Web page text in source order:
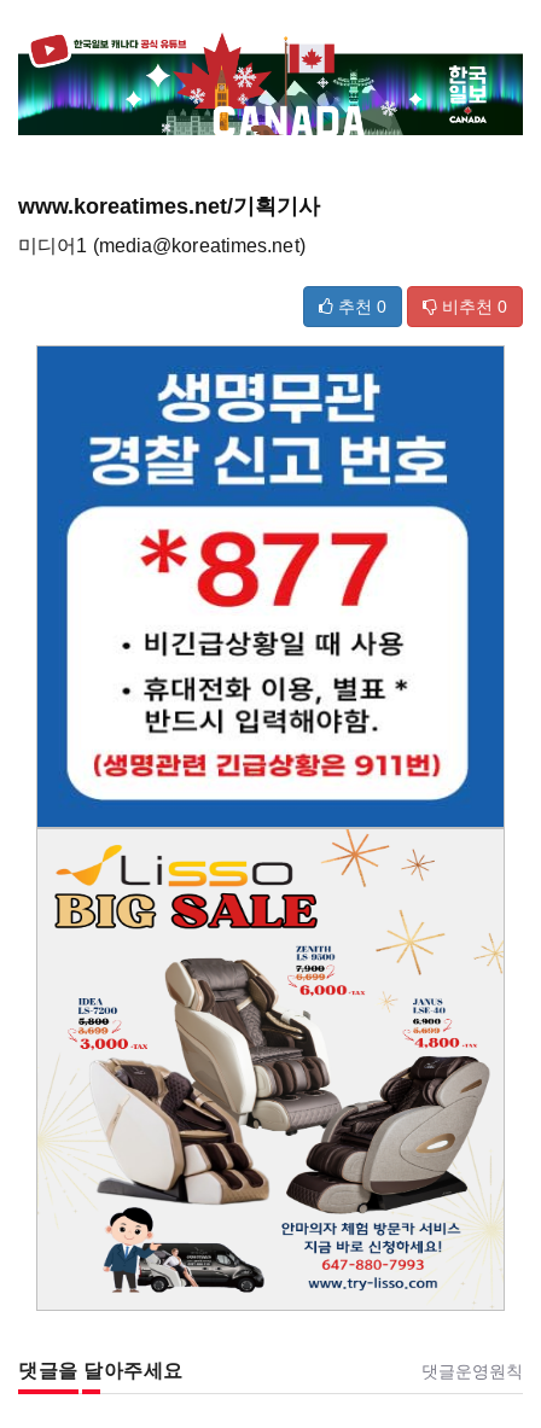
www.koreatimes.net/기획기사
미디어1 (media@koreatimes.net)
추천 0 비추천 0
댓글을 달아주세요 댓글운영원칙